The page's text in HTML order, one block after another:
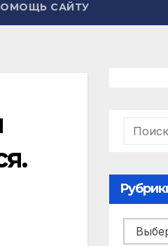
САЙТУ